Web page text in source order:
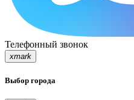
Телефонный звонок
xmark
Выбор города